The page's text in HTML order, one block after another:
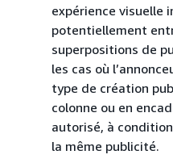
expérience visuelle
potentiellement
superpositions de
les cas où
type de création
colonne ou en
autorisé, à
la même publicité.